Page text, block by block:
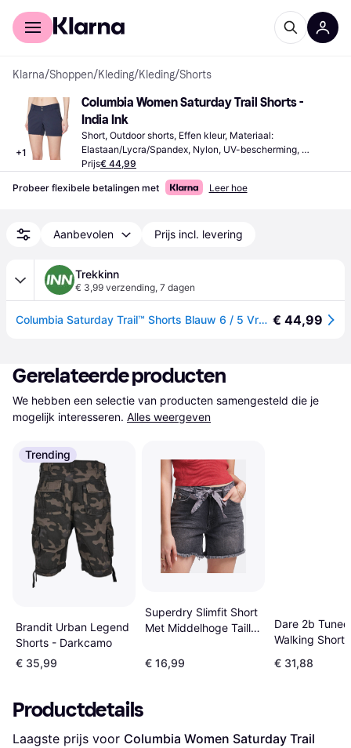
Voor shoppers
Klarna/Shoppen/Kleding/Kleding/Shorts
+1
Columbia Women Saturday Trail Shorts -
India Ink
Short, Outdoor shorts, Effen kleur, Materiaal:
Elastaan/Lycra/Spandex, Nylon, UV-bescherming,
Waterafstotend, Zakken
Prijs€ 44,99
Probeer flexibele betalingen met Leer hoe
Aanbevolen Prijs incl. levering
Trekkinn
€ 3,99 verzending, 7 dagen
Columbia Saturday Trail™ Shorts Blauw 6 / 5 Vrouw € 44,99
Gerelateerde producten
We hebben een selectie van producten samengesteld die je
mogelijk interesseren. Alles weergeven
Trending
Brandit Urban Legend
Shorts - Darkcamo
€ 35,99
Superdry Slimfit Short
Met Middelhoge Taille
€ 16,99
Dare 2b
Walking
€ 31,88
Productdetails
Laagste prijs voor Columbia Women Saturday Trail